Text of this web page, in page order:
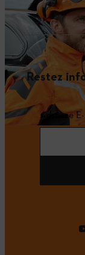
Restez
Adresse E-